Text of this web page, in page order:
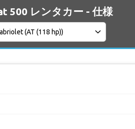
500 レンタカー - 仕様